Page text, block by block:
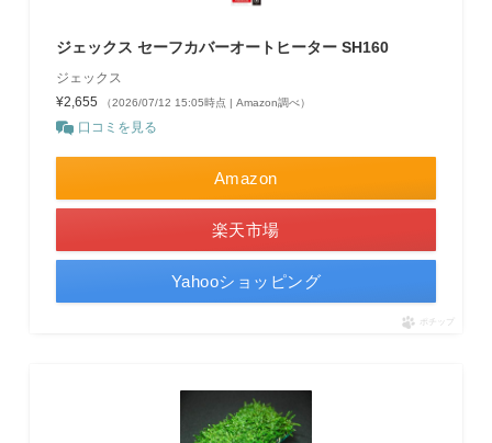
ジェックス セーフカバーオートヒーター SH160
ジェックス
¥2,655
（2026/07/12 15:05時点 | Amazon調べ）
口コミを見る
Amazon
楽天市場
Yahooショッピング
ポチップ